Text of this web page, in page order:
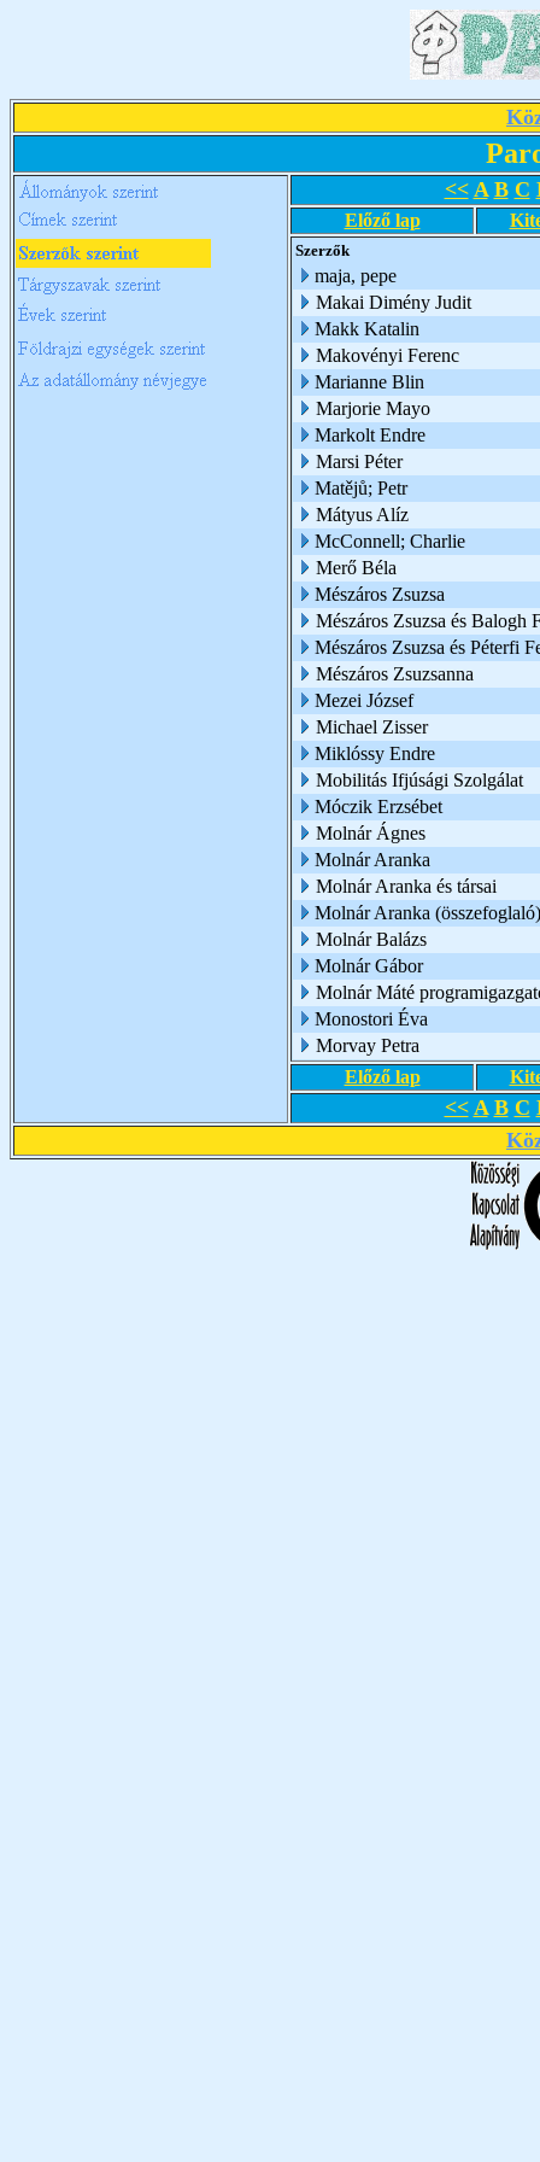
<< A B C
Előző lap
Szerzők
maja, pepe
Makai Dimény Judit
Makk Katalin
Makovényi Ferenc
Marianne Blin
Marjorie Mayo
Markolt Endre
Marsi Péter
Matějů; Petr
Mátyus Alíz
McConnell; Charlie
Merő Béla
Mészáros Zsuzsa
Mészáros Zsuzsa és Balogh
Mészáros Zsuzsa és Péterfi
Mészáros Zsuzsanna
Mezei József
Michael Zisser
Miklóssy Endre
Mobilitás Ifjúsági Szolgálat
Móczik Erzsébet
Molnár Ágnes
Molnár Aranka
Molnár Aranka és társai
Molnár Aranka (összefoglaló)
Molnár Balázs
Molnár Gábor
Molnár Máté
Monostori Éva
Morvay Petra
Előző lap
<< A B C